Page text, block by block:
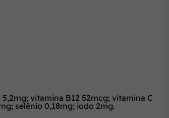
vitamina B12 52mcg; vitamina C
selênio 0,18mg; iodo 2mg.